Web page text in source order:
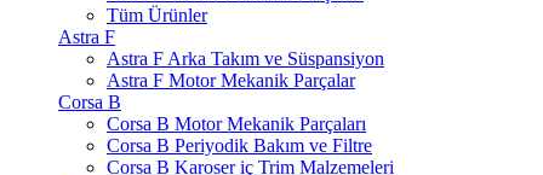
Tüm Ürünler
Astra F
Astra F Arka Takım ve Süspansiyon
Astra F Motor Mekanik Parçalar
Corsa B
Corsa B Motor Mekanik Parçaları
Corsa B Periyodik Bakım ve Filtre
Corsa B Karoser iç Trim Malzemeleri